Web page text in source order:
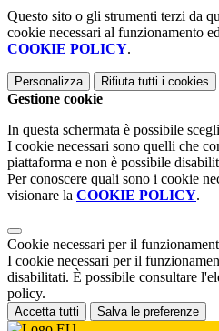
Questo sito o gli strumenti terzi da
cookie necessari al funzionamento
COOKIE POLICY.
Personalizza Rifiuta tutti i cookies
Gestione cookie
In questa schermata è possibile
I cookie necessari sono quelli che
piattaforma e non è possibile
Per conoscere quali sono i cookie
visionare la COOKIE POLICY.
Cookie necessari per il
I cookie necessari per il
disabilitati. È possibile consultare
policy.
Accetta tutti Salva le preferenze